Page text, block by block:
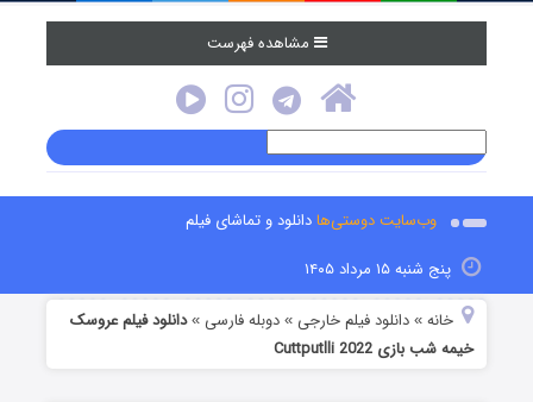
مشاهده فهرست
وب‌سایت دوستی‌هادانلود و تماشای فیلم
پنج شنبه ۱۵ مرداد ۱۴۰۵
خانه »دانلود فیلم خارجی »دوبله فارسی »دانلود فیلم عروسک
خیمه شب بازی Cuttputlli 2022